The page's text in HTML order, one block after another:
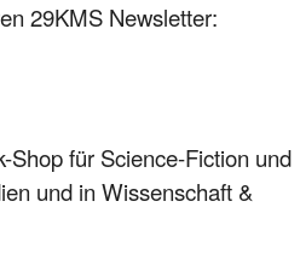
29KMS Newsletter:
Shop für Science-Fiction und
und in Wissenschaft &